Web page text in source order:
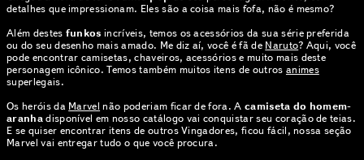
detalhes que impressionam. Eles são a coisa mais fofa, não é mesmo?
Além destes funkos incríveis, temos os acessórios da sua série preferida
ou do seu desenho mais amado. Me diz aí, você é fã de Naruto? Aqui, você
pode encontrar camisetas, chaveiros, acessórios e muito mais deste
personagem icônico. Temos também muitos itens de outros animes
superlegais.
Os heróis da Marvel não poderiam ficar de fora. Acamiseta do homem-
aranhadisponível em nosso catálogo vai conquistar seu coração de teias.
E se quiser encontrar itens de outros Vingadores, ficou fácil, nossa seção
Marvel vai entregar tudo o que você procura.